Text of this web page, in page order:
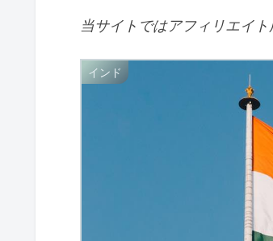
当サイトではアフィリエイ
インド